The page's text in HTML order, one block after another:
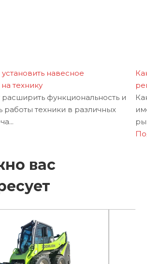
навесное
технику
функциональность и
работы техники в различных
вас